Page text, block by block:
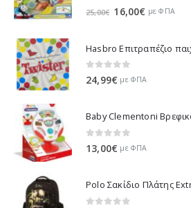
out of 5
25,00€ Original
25,00€.
16,00€ Η
είναι:
με ΦΠΑ
Hasbro Επιτραπέζιο
0 out of 5
24,99€ με ΦΠΑ
0out of 5
13,00€ με ΦΠΑ